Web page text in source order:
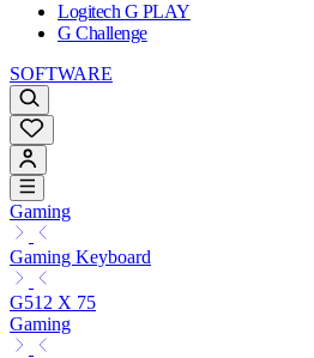
Logitech G PLAY
G Challenge
SOFTWARE
Gaming
Gaming Keyboard
G512 X 75
Gaming